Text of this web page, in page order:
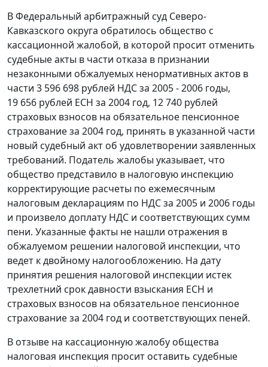
В Федеральный арбитражный суд Северо-
Кавказского округа обратилось общество с
кассационной жалобой, в которой просит отменить
судебные акты в части отказа в признании
незаконными обжалуемых ненормативных актов в
части 3 596 698 рублей НДС за 2005 - 2006 годы,
19 656 рублей ЕСН за 2004 год, 12 740 рублей
страховых взносов на обязательное пенсионное
страхование за 2004 год, принять в указанной части
новый судебный акт об удовлетворении заявленных
требований. Податель жалобы указывает, что
общество представило в налоговую инспекцию
корректирующие расчеты по ежемесячным
налоговым декларациям по НДС за 2005 и 2006 годы
и произвело доплату НДС и соответствующих сумм
пени. Указанные факты не нашли отражения в
обжалуемом решении налоговой инспекции, что
ведет к двойному налогообложению. На дату
принятия решения налоговой инспекции истек
трехлетний срок давности взыскания ЕСН и
страховых взносов на обязательное пенсионное
страхование за 2004 год и соответствующих пеней.
В отзыве на кассационную жалобу общества
налоговая инспекция просит оставить судебные